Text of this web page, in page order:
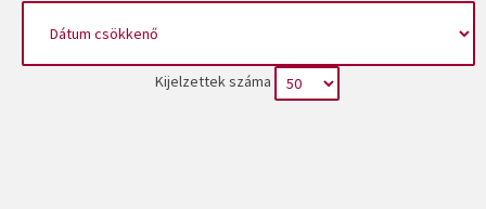
Kijelzettek száma